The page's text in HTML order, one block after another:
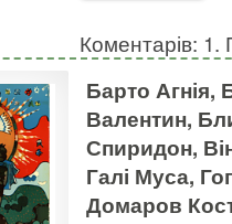
Коментарів: 1.
Барто
Валентин,
Спиридон,
Галі Муса,
Домаров